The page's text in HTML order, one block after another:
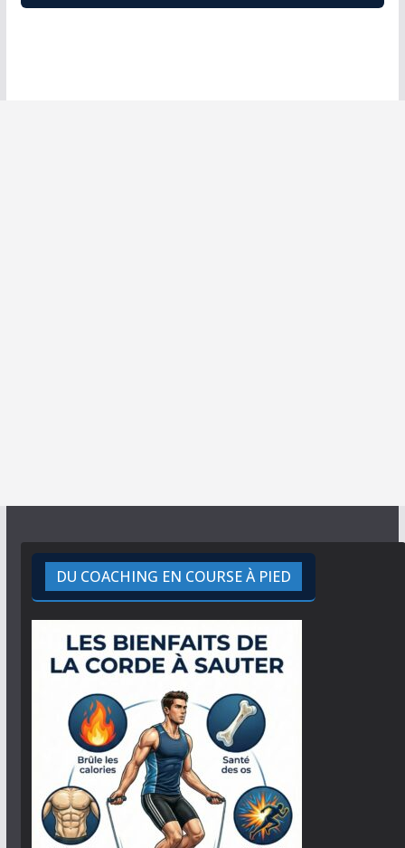
DU COACHING EN COURSE À PIED